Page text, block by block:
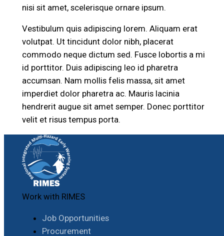
nisi sit amet, scelerisque ornare ipsum.
Vestibulum quis adipiscing lorem. Aliquam erat
volutpat. Ut tincidunt dolor nibh, placerat
commodo neque dictum sed. Fusce lobortis a mi
id porttitor. Duis adipiscing leo id pharetra
accumsan. Nam mollis felis massa, sit amet
imperdiet dolor pharetra ac. Mauris lacinia
hendrerit augue sit amet semper. Donec porttitor
velit et risus tempus porta.
Work with RIMES
Job Opportunities
Procurement